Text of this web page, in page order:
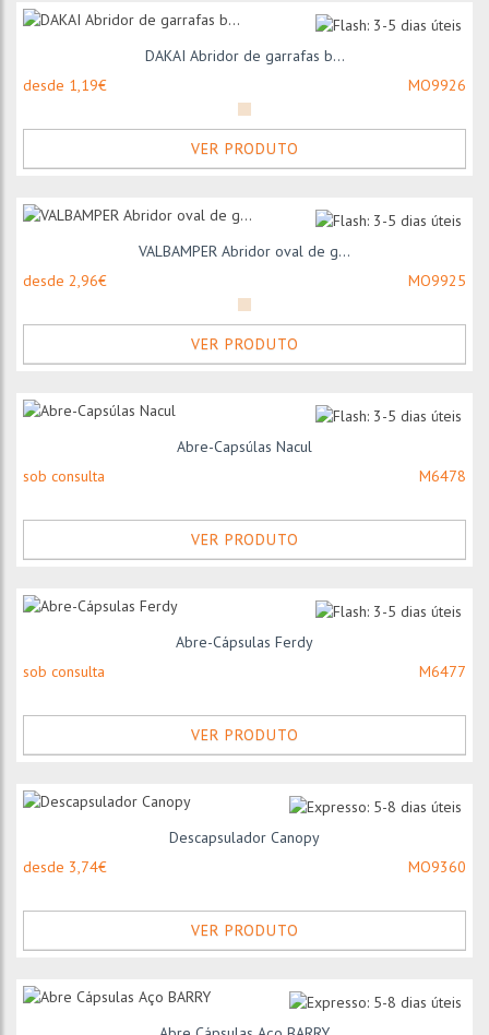
DAKAI Abridor de garrafas b...
desde 1,19€
MO9926
VER PRODUTO
VALBAMPER Abridor oval de g...
desde 2,96€
MO9925
VER PRODUTO
Abre-Capsúlas Nacul
sob consulta
M6478
VER PRODUTO
Abre-Cápsulas Ferdy
sob consulta
M6477
VER PRODUTO
Descapsulador Canopy
desde 3,74€
MO9360
VER PRODUTO